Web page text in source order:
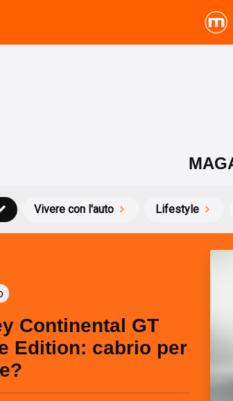
Vivere con l'auto Lifestyle
Continental GT
Edition: cabrio per